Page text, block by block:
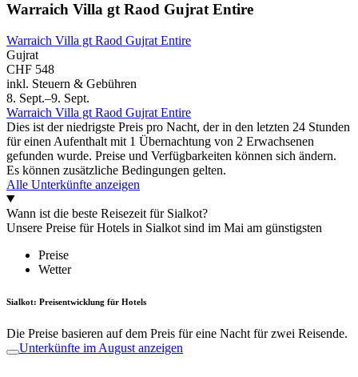
Warraich Villa gt Raod Gujrat Entire
Warraich Villa gt Raod Gujrat Entire
Gujrat
CHF 548
inkl. Steuern & Gebühren
8. Sept.–9. Sept.
Warraich Villa gt Raod Gujrat Entire
Dies ist der niedrigste Preis pro Nacht, der in den letzten 24 Stunden
für einen Aufenthalt mit 1 Übernachtung von 2 Erwachsenen
gefunden wurde. Preise und Verfügbarkeiten können sich ändern.
Es können zusätzliche Bedingungen gelten.
Alle Unterkünfte anzeigen
Wann ist die beste Reisezeit für Sialkot?
Unsere Preise für Hotels in Sialkot sind im Mai am günstigsten
Preise
Wetter
Sialkot: Preisentwicklung für Hotels
Die Preise basieren auf dem Preis für eine Nacht für zwei Reisende.
Unterkünfte im August anzeigen